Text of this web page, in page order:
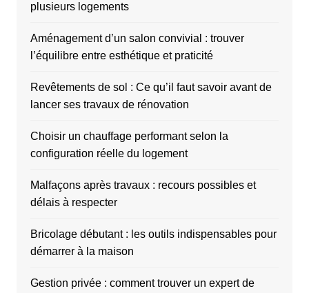
plusieurs logements
Aménagement d’un salon convivial : trouver
l’équilibre entre esthétique et praticité
Revêtements de sol : Ce qu’il faut savoir avant de
lancer ses travaux de rénovation
Choisir un chauffage performant selon la
configuration réelle du logement
Malfaçons après travaux : recours possibles et
délais à respecter
Bricolage débutant : les outils indispensables pour
démarrer à la maison
Gestion privée : comment trouver un expert de